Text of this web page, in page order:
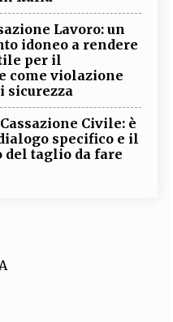
PUBBLICITÀ CONTATTI
Lavoro: un
idoneo a rendere
per il
come violazione
sicurezza
Civile: è
specifico e il
taglio da fare